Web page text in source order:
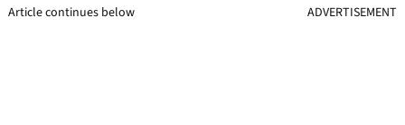
Article continues below ADVERTISEMENT